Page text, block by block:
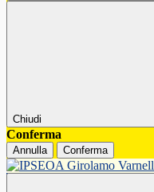
Chiudi
Conferma
Annulla Conferma